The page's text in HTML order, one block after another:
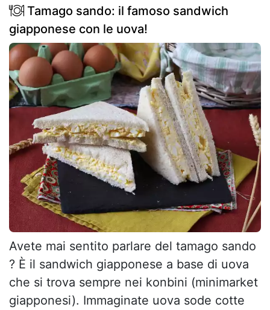
Tamago sando: il famoso sandwich
giapponese con le uova!
Avete mai sentito parlare del tamago sando
? È il sandwich giapponese a base di uova
che si trova sempre nei konbini (minimarket
giapponesi). Immaginate uova sode cotte